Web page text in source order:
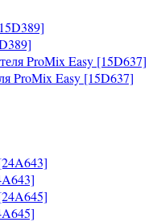
ProMix Easy [15D637]